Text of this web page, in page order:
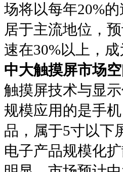
场将以每年20%
居于主流地位，
速在30%以上，
中大触摸屏市场
触摸屏技术与显
规模应用的是手
品，属于5寸以下
电子产品规模化